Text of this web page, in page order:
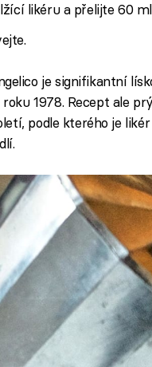
likéru a přelijte 60
je signifikantní
roku 1978. Recept ale
podle kterého je